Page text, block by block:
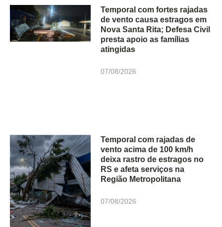
Temporal com fortes rajadas
de vento causa estragos em
Nova Santa Rita; Defesa Civil
presta apoio as famílias
atingidas
07/08/2026
Temporal com rajadas de
vento acima de 100 km/h
deixa rastro de estragos no
RS e afeta serviços na
Região Metropolitana
07/08/2026